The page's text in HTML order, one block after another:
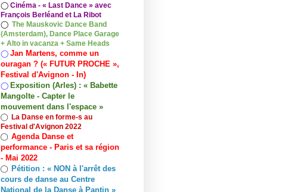
◯ Cinéma - « Last Dance » avec
François Berléand et La Ribot
◯ The Mauskovic Dance Band
(Amsterdam), Dance Place Garage
+ Alto in vacanza + Same Heads
◯ Jan Martens, comme un
ouragan ? (« FUTUR PROCHE »,
Festival d'Avignon - In)
◯ Exposition (Arles) : « Babette
Mangolte - Capter le
mouvement dans l'espace »
◯ La Danse en forme-s au
Festival d'Avignon 2022
◯ Agenda Danse et
performance - Paris et sa région
- Mai 2022
◯ Pétition : « NON à l'arrêt des
cours de danse au Centre
National de la Danse à Pantin »